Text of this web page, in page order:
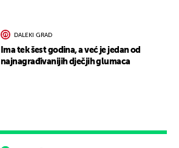
DALEKI GRAD
Ima tek šest godina, a već je jedan od
najnagrađivanijih dječjih glumaca